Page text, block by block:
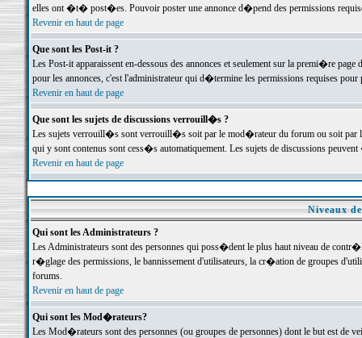
elles ont �t� post�es. Pouvoir poster une annonce d�pend des permissions
Revenir en haut de page
Que sont les Post-it ?
Les Post-it apparaissent en-dessous des annonces et seulement sur la premi�re
pour les annonces, c'est l'administrateur qui d�termine les permissions requises pour
Revenir en haut de page
Que sont les sujets de discussions verrouill�s ?
Les sujets verrouill�s sont verrouill�s soit par le mod�rateur du forum ou soit par
qui y sont contenus sont cess�s automatiquement. Les sujets de discussions
Revenir en haut de page
Niveaux
Qui sont les Administrateurs ?
Les Administrateurs sont des personnes qui poss�dent le plus haut niveau de
r�glage des permissions, le bannissement d'utilisateurs, la cr�ation de groupes
forums.
Revenir en haut de page
Qui sont les Mod�rateurs?
Les Mod�rateurs sont des personnes (ou groupes de personnes) dont le but est de